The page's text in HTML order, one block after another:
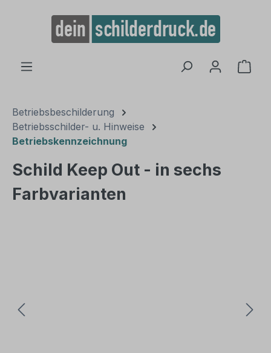
springen
Betriebsbeschilderung
Betriebsschilder- u. Hinweise
Betriebskennzeichnung
Schild Keep Out - in sechs
Farbvarianten